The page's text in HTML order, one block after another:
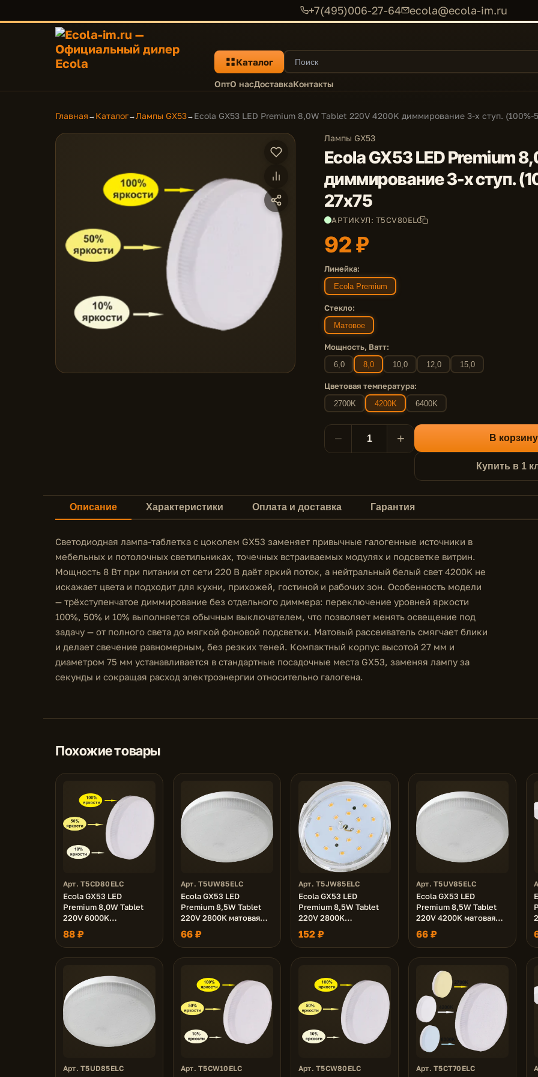
+7(495)006-27-64 ecola@ecola-im.ru
Каталог
ОптО насДоставкаКонтакты
Главная → Каталог→Лампы GX53→ Ecola GX53 LED Premium 8,0W Tablet 220V 4200K диммирование 3-х ступ. (100%-
Лампы GX53
Ecola GX53 LED Premium
диммирование 3-х ступ.
27x75
АРТИКУЛ: T5CV80ELC
92 ₽
Линейка:
Ecola Premium
Стекло:
Матовое
Мощность, Ватт:
6,0 8,0 10,0 12,0 15,0
Цветовая температура:
2700K 4200K 6400K
− + В корзину
Купить в 1
Описание Характеристики Оплата и доставка Гарантия
Светодиодная лампа-таблетка с цоколем GX53 заменяет привычные галогенные источники в
мебельных и потолочных светильниках, точечных встраиваемых модулях и подсветке витрин.
Мощность 8 Вт при питании от сети 220 В даёт яркий поток, а нейтральный белый свет 4200K не
искажает цвета и подходит для кухни, прихожей, гостиной и рабочих зон. Особенность модели
— трёхступенчатое диммирование без отдельного диммера: переключение уровней яркости
100%, 50% и 10% выполняется обычным выключателем, что позволяет менять освещение под
задачу — от полного света до мягкой фоновой подсветки. Матовый рассеиватель смягчает блики
и делает свечение равномерным, без резких теней. Компактный корпус высотой 27 мм и
диаметром 75 мм устанавливается в стандартные посадочные места GX53, заменяя лампу за
секунды и сокращая расход электроэнергии относительно галогена.
Похожие товары
Арт. T5CD80ELC
Ecola GX53 LED
Premium 8,0W Tablet
220V 6000K
диммирование 3-х
ступ. (100%-50%-10% )
матовая 27x75
88 ₽
Арт. T5UW85ELC
Ecola GX53 LED
Premium 8,5W Tablet
220V 2800K матовая
27x75
66 ₽
Арт. T5JW85ELC
Ecola GX53 LED
Premium 8,5W Tablet
220V 2800K
прозрачная 27x75
152 ₽
Арт. T5UV85ELC
Ecola GX53 LED
Premium 8,5W Tablet
220V 4200K матовая
27x75
66 ₽
Арт. T5UD85ELC Арт. T5CW10ELC Арт. T5CW80ELC Арт. T5CT70ELC